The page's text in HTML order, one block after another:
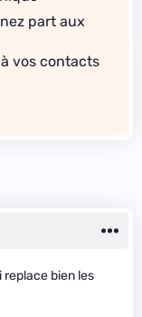
part aux
vos contacts
bien les